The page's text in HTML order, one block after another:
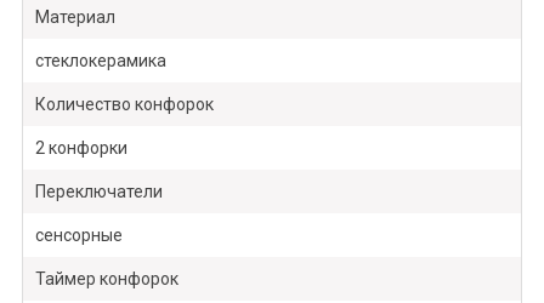
Материал
стеклокерамика
Количество конфорок
2 конфорки
Переключатели
сенсорные
Таймер конфорок